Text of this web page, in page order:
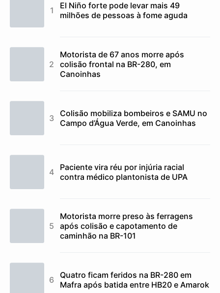
El Niño forte pode levar mais 49
milhões de pessoas à fome aguda
Motorista de 67 anos morre após
colisão frontal na BR-280, em
Canoinhas
Colisão mobiliza bombeiros e SAMU no
Campo d’Água Verde, em Canoinhas
Paciente vira réu por injúria racial
contra médico plantonista de UPA
Motorista morre preso às ferragens
após colisão e capotamento de
caminhão na BR-101
Quatro ficam feridos na BR-280 em
Mafra após batida entre HB20 e Amarok